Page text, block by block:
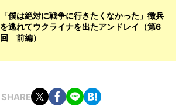
「僕は絶対に戦争に行きたくなかった」徴兵
を逃れてウクライナを出たアンドレイ（第6
回 前編）
SHARE